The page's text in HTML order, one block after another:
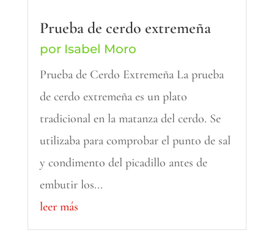
Prueba de cerdo extremeña
por Isabel Moro
Prueba de Cerdo Extremeña La prueba
de cerdo extremeña es un plato
tradicional en la matanza del cerdo. Se
utilizaba para comprobar el punto de sal
y condimento del picadillo antes de
embutir los...
leer más